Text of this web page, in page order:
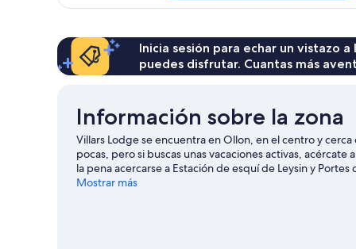
varias
vistas
a
la
montaña
Inicia sesión para echar un vistazo
puedes disfrutar. Cuantas más
Información sobre la zona
Villars Lodge se encuentra en Ollon, en el centro y
pocas, pero si buscas unas vacaciones activas,
la pena acercarse a Estación de esquí de Leysin y
esquí de fondo y del snowboard, y no te pierdas
Mostrar más